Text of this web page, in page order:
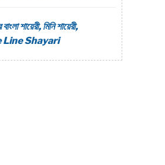
শায়েরী, মিনি শায়েরী,
Line Shayari